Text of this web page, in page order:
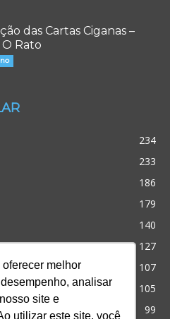
melhor
analisar
site e
utilizar este site, você
das Cartas Ciganas –
Rato
234
233
186
179
140
127
107
105
99